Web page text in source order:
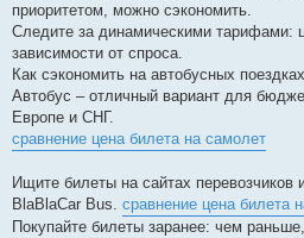
приоритетом, можно сэкономить.
Следите за динамическими тарифами:
зависимости от спроса.
Как сэкономить на автобусных поездках
Автобус – отличный вариант для
Европе и СНГ.
сравнение цена билета на самолет
Ищите билеты на сайтах перевозчиков
BlaBlaCar Bus. сравнение цена билета
Покупайте билеты заранее: чем